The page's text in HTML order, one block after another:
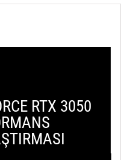
RTX 3050